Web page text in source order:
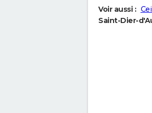
Voir aussi :
Saint-Dier-